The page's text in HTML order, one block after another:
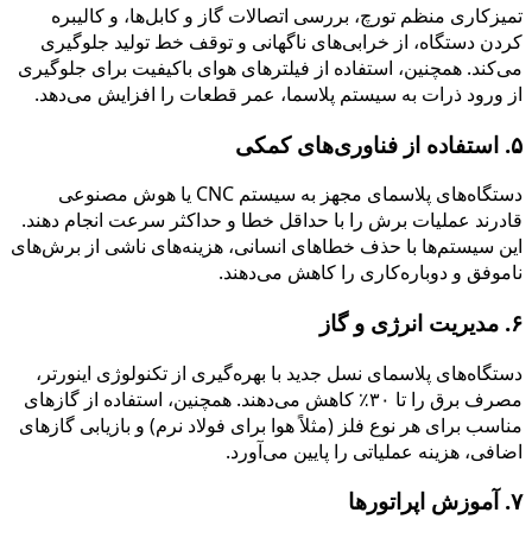
تمیزکاری منظم تورچ، بررسی اتصالات گاز و کابل‌ها، و کالیبره
کردن دستگاه، از خرابی‌های ناگهانی و توقف خط تولید جلوگیری
می‌کند. همچنین، استفاده از فیلترهای هوای باکیفیت برای جلوگیری
از ورود ذرات به سیستم پلاسما، عمر قطعات را افزایش می‌دهد.
۵. استفاده از فناوری‌های کمکی
دستگاه‌های پلاسمای مجهز به سیستم CNC یا هوش مصنوعی
قادرند عملیات برش را با حداقل خطا و حداکثر سرعت انجام دهند.
این سیستم‌ها با حذف خطاهای انسانی، هزینه‌های ناشی از برش‌های
ناموفق و دوباره‌کاری را کاهش می‌دهند.
۶. مدیریت انرژی و گاز
دستگاه‌های پلاسمای نسل جدید با بهره‌گیری از تکنولوژی اینورتر،
مصرف برق را تا ۳۰٪ کاهش می‌دهند. همچنین، استفاده از گازهای
مناسب برای هر نوع فلز (مثلاً هوا برای فولاد نرم) و بازیابی گازهای
اضافی، هزینه عملیاتی را پایین می‌آورد.
۷. آموزش اپراتورها